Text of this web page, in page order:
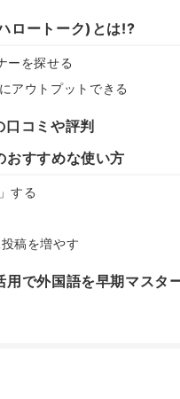
ロートーク)とは!?
ーを探せる
アウトプットできる
コミや評判
すすめな使い方
する
稿を増やす
で外国語を早期マスタ